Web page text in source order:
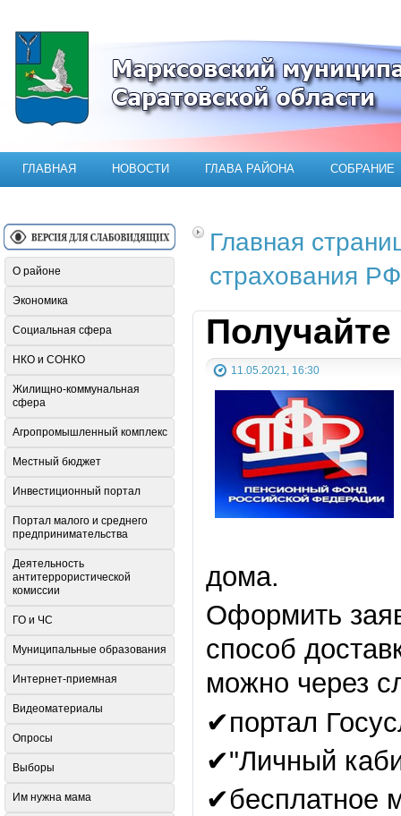
Официальный сайт Марксовского
ГЛАВНАЯ НОВОСТИ ГЛАВА РАЙОНА СОБРАНИЕ
Главная
страхования РФ
11.05.2021, 16:30
дома.
Оформить
способ
можно через
✔портал
✔"Личный
✔бесплатное
О районе
Экономика
Социальная сфера
НКО и СОНКО
Жилищно-коммунальная
сфера
Агропромышленный комплекс
Местный бюджет
Инвестиционный портал
Портал малого и среднего
предпринимательства
Деятельность
антитеррористической
комиссии
ГО и ЧС
Муниципальные образования
Интернет-приемная
Видеоматериалы
Опросы
Выборы
Им нужна мама